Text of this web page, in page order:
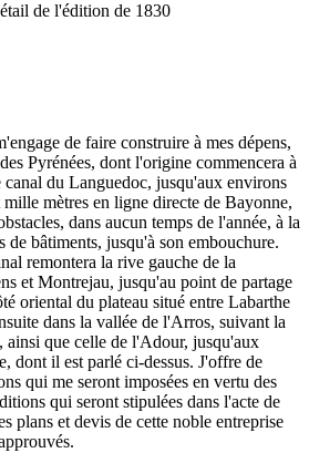
de l'édition de 1830
de faire construire à mes dépens,
Pyrénées, dont l'origine commencera à
du Languedoc, jusqu'aux environs
mètres en ligne directe de Bayonne,
dans aucun temps de l'année, à la
de bâtiments, jusqu'à son embouchure.
remontera la rive gauche de la
et Montrejau, jusqu'au point de partage
oriental du plateau situé entre Labarthe
dans la vallée de l'Arros, suivant la
ainsi que celle de l'Adour, jusqu'aux
dont il est parlé ci-dessus. J'offre de
qui me seront imposées en vertu des
qui seront stipulées dans l'acte de
plans et devis de cette noble entreprise